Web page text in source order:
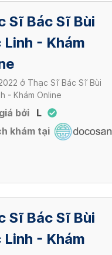
Sĩ Bác Sĩ Bùi
- Khám
ở Thạc Sĩ Bác Sĩ Bùi
- Khám Online
bởi
L
khám tại
Sĩ Bác Sĩ Bùi
- Khám